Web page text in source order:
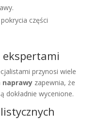
części
ekspertami
przynosi wiele
naprawyzapewnia, że
dokładnie wycenione.